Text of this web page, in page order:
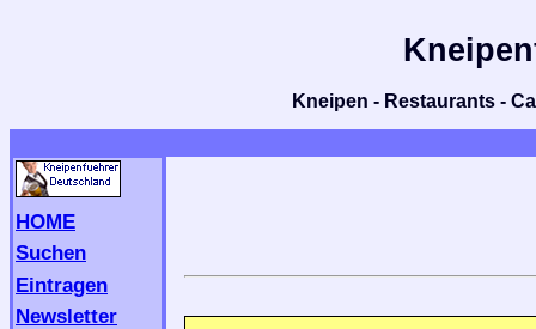
Kneipen - Restaurants -
HOME
Suchen
Eintragen
Newsletter